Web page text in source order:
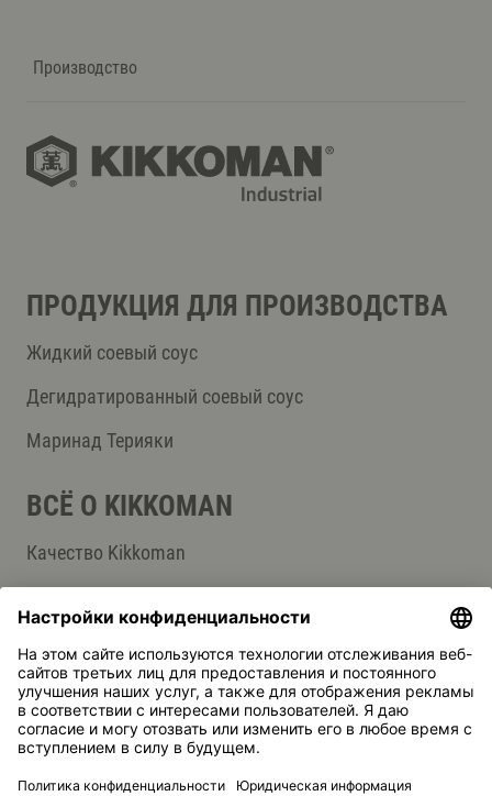
Производство
ПРОДУКЦИЯ ДЛЯ ПРОИЗВОДСТВА
Жидкий соевый соус
Дегидратированный соевый соус
Маринад Терияки
ВСЁ О KIKKOMAN
Качество Kikkoman
СЛУЖБА ПОДДЕРЖКИ
Контакты